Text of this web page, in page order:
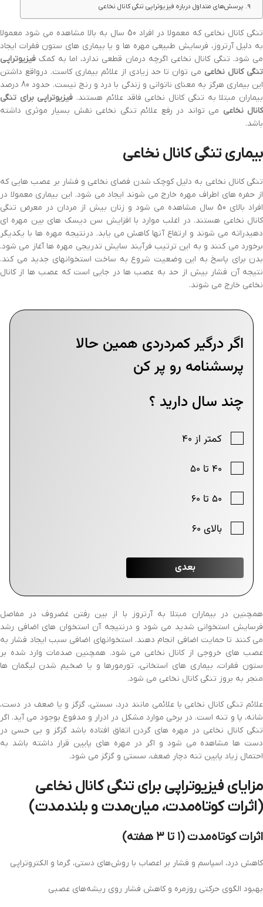
پرسش‌های متداول درباره فیزیوتراپی تنگی کانال نخاعی
تنگی کانال نخاعی که معمولا در افراد 50 سال به بالا مشاهده می شود معمولا
به دلیل آرتروز، فرسایش طبیعی مهره ها و یا بیماری های ستون فقرات ایجاد
می شود. تنگی کانال نخاعی اگرچه درمان قطعی ندارد، اما به کمک فیزیوتراپی
تنگی کانال نخاعی می توان تا حد زیادی از علائم بیماری کاست. درواقع داشتن
این بیماری هرگز به معنای ناتوانی و زندگی با درد و رنج نیست. حدود 80 درصد
بیماران مبتلا به تنگی کانال نخاعی فاقد علائم هستند. فیزیوتراپی برای تنگی
کانال نخاعی می تواند در رفع علائم تنگی نخاعی نقش بسیار موثری داشته
باشد.
بیماری تنگی کانال نخاعی
تنگی کانال نخاعی به دلیل کوچک شدن فضای نخاعی و فشار بر عصب هایی که
از حفره های اطراف مهره خارج می شوند ایجاد می شود. این بیماری معمولا در
افراد بالای 50 سال مشاهده می شود و زنان بیش از مردان در معرض تنگی
کانال نخاعی هستند. در اغلب موارد با افزایش سن دیسک های بین مهره ای
دهیدراته می شوند و ارتفاع آنها کاهش می یابد. درنتیجه مهره ها با یکدیگر
برخورد می کنند و به این ترتیب فرآیند سایش تدریجی مهره ها آغاز می شود.
بدن برای پاسخ به این وضعیت شروع به ساخت استخوانهای جدید می کند.
نتیجه آن فشار بیش از حد به عصب ها در جایی است که عصب ها از کانال
نخاعی خارج می شوند.
همچنین در بیماران مبتلا به آرتروز با از بین رفتن غضروف در مفاصل
فرسایش استخوانی شدید می شود و درنتیجه آن استخوان های اضافی رشد
می کنند تا حمایت اضافی انجام دهند. استخوانهای اضافی سبب ایجاد فشار به
عصب های خروجی از کانال نخاعی می شود. همچنین صدمات وارد شده بر
ستون فقرات، بیماری های استخانی، تورمورها و یا ضخیم شدن لیگمان ها
منجر به بروز تنگی کانال نخاعی می شود.
علائم تنگی کانال نخاعی با علائمی مانند درد، سستی، گزگز و یا ضعف در دست،
شانه، پا و تنه است. در برخی موارد مشکل در ادرار و مدفوع بوجود می آید. اگر
تنگی کانال نخاعی در مهره های گردن اتفاق افتاده باشد گزگز و بی حسی در
دست ها مشاهده می شود و اگر در مهره های پایین قرار داشته باشد به
احتمال زیاد پایین تنه دچار ضعف، سستی و گزگز می شود.
مزایای فیزیوتراپی برای تنگی کانال نخاعی
(اثرات کوتاه‌مدت، میان‌مدت و بلندمدت)
اثرات کوتاه‌مدت (۱ تا ۳ هفته)
کاهش درد، اسپاسم و فشار بر اعصاب با روش‌های دستی، گرما و الکتروتراپی
بهبود الگوی حرکتی روزمره و کاهش فشار روی ریشه‌های عصبی